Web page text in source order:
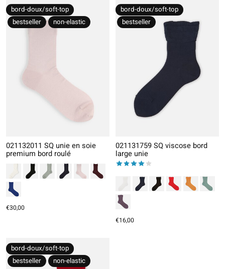
bord-doux/soft-top
bestseller
non-elastic
021132011 SQ unie en soie
premium bord roulé
€30,00
bord-doux/soft-top
bestseller
021131759 SQ viscose bord
large unie
The rating of this product is
€16,00
bord-doux/soft-top
bestseller
non-elastic